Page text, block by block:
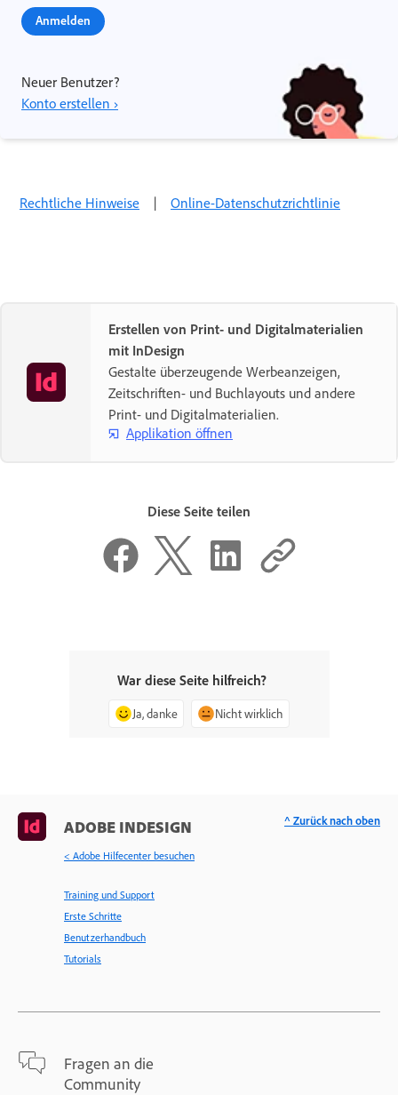
Anmelden
Neuer Benutzer?
Konto erstellen ›
Rechtliche Hinweise | Online-Datenschutzrichtlinie
Erstellen von Print- und Digitalmaterialien
mit InDesign
Gestalte überzeugende Werbeanzeigen,
Zeitschriften- und Buchlayouts und andere
Print- und Digitalmaterialien.
Applikation öffnen
Diese Seite teilen
War diese Seite hilfreich?
Ja, danke Nicht wirklich
ADOBE INDESIGN
< Adobe Hilfecenter besuchen
Training und Support
Erste Schritte
Benutzerhandbuch
Tutorials
Fragen an die
Community
^ Zurück nach oben